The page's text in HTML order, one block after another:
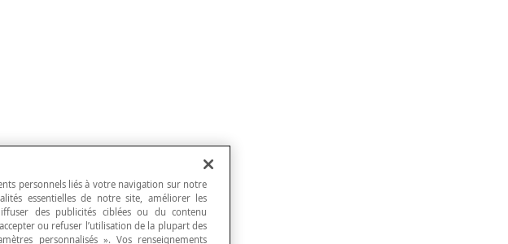
personnels liés à votre navigation sur notre
essentielles de notre site, améliorer les
des publicités ciblées ou du contenu
ou refuser l’utilisation de la plupart des
personnalisés ». Vos renseignements